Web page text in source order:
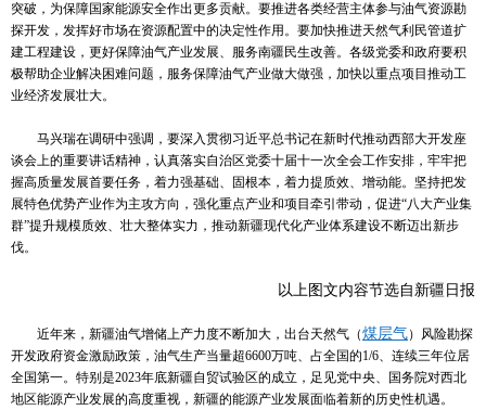
突破，为保障国家能源安全作出更多贡献。要推进各类经营主体参与油气资源勘
探开发，发挥好市场在资源配置中的决定性作用。要加快推进天然气利民管道扩
建工程建设，更好保障油气产业发展、服务南疆民生改善。各级党委和政府要积
极帮助企业解决困难问题，服务保障油气产业做大做强，加快以重点项目推动工
业经济发展壮大。
马兴瑞在调研中强调，要深入贯彻习近平总书记在新时代推动西部大开发座
谈会上的重要讲话精神，认真落实自治区党委十届十一次全会工作安排，牢牢把
握高质量发展首要任务，着力强基础、固根本，着力提质效、增动能。坚持把发
展特色优势产业作为主攻方向，强化重点产业和项目牵引带动，促进“八大产业集
群”提升规模质效、壮大整体实力，推动新疆现代化产业体系建设不断迈出新步
伐。
以上图文内容节选自新疆日报
近年来，新疆油气增储上产力度不断加大，出台天然气（煤层气）风险勘探
开发政府资金激励政策，油气生产当量超6600万吨、占全国的1/6、连续三年位居
全国第一。特别是2023年底新疆自贸试验区的成立，足见党中央、国务院对西北
地区能源产业发展的高度重视，新疆的能源产业发展面临着新的历史性机遇。